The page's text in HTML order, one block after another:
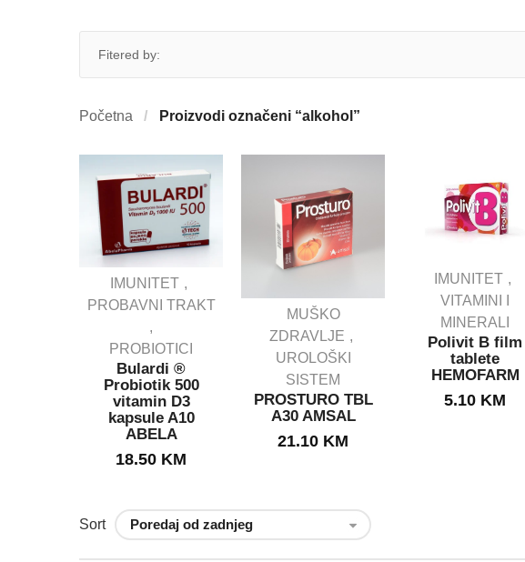
Fitered by:
Početna Proizvodi označeni “alkohol”
IMUNITET
PROBAVNI TRAKT
PROBIOTICI
Bulardi ®
Probiotik 500
vitamin D3
kapsule A10
ABELA
18.50 KM
MUŠKO
ZDRAVLJE
UROLOŠKI
SISTEM
PROSTURO TBL
A30 AMSAL
21.10 KM
IMUNITET
VITAMINI I
MINERALI
Polivit B film
tablete
HEMOFARM
5.10 KM
Sort